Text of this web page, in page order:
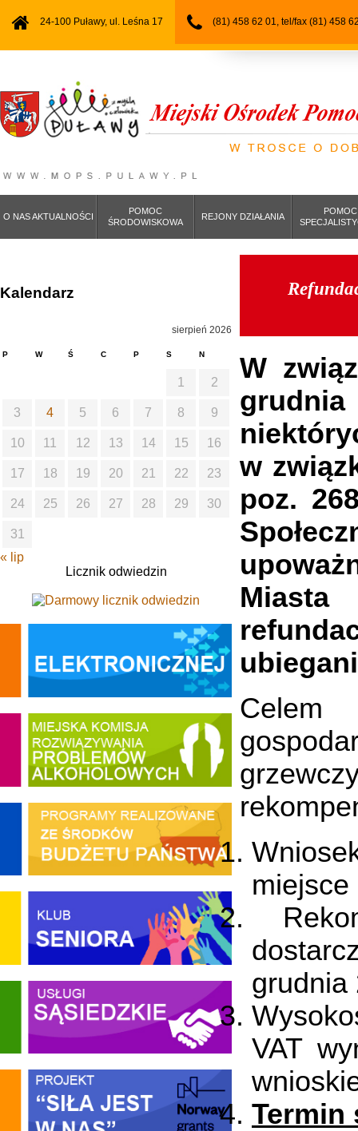
24-100 Puławy, ul. Leśna 17 (81) 458 62 01, tel/fax (81) 458
O NAS AKTUALNOŚCI
POMOC
ŚRODOWISKOWA
REJONY DZIAŁANIA
POMOC
W
w
poz.
Miasta
Celem
miejsce
grudnia
VAT
Termin
Kalendarz
sierpień 2026
P W Ś C P S N
1 2
3 4 5 6 7 8 9
10 11 12 13 14 15 16
17 18 19 20 21 22 23
24 25 26 27 28 29 30
31
« lip
Licznik odwiedzin